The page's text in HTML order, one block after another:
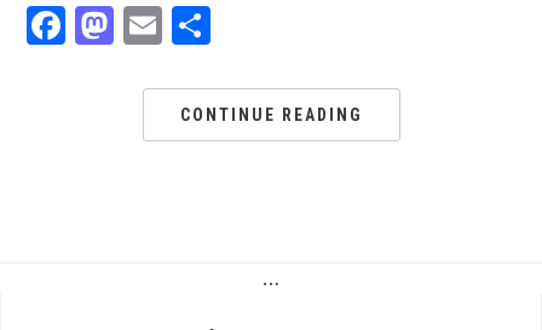
Facebook
Mastodon
EmailShare
CONTINUE READING
…